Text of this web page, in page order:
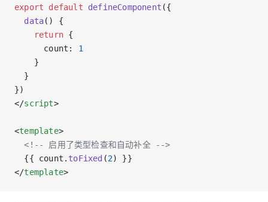
export default defineComponent ({
  data
() {
    return
{
      count:
1
    }
  }
})
</script>
<template>
  <!-- 启用了类型检查和自动补全 -->
  {{ count.
toFixed (2) }}
</template>